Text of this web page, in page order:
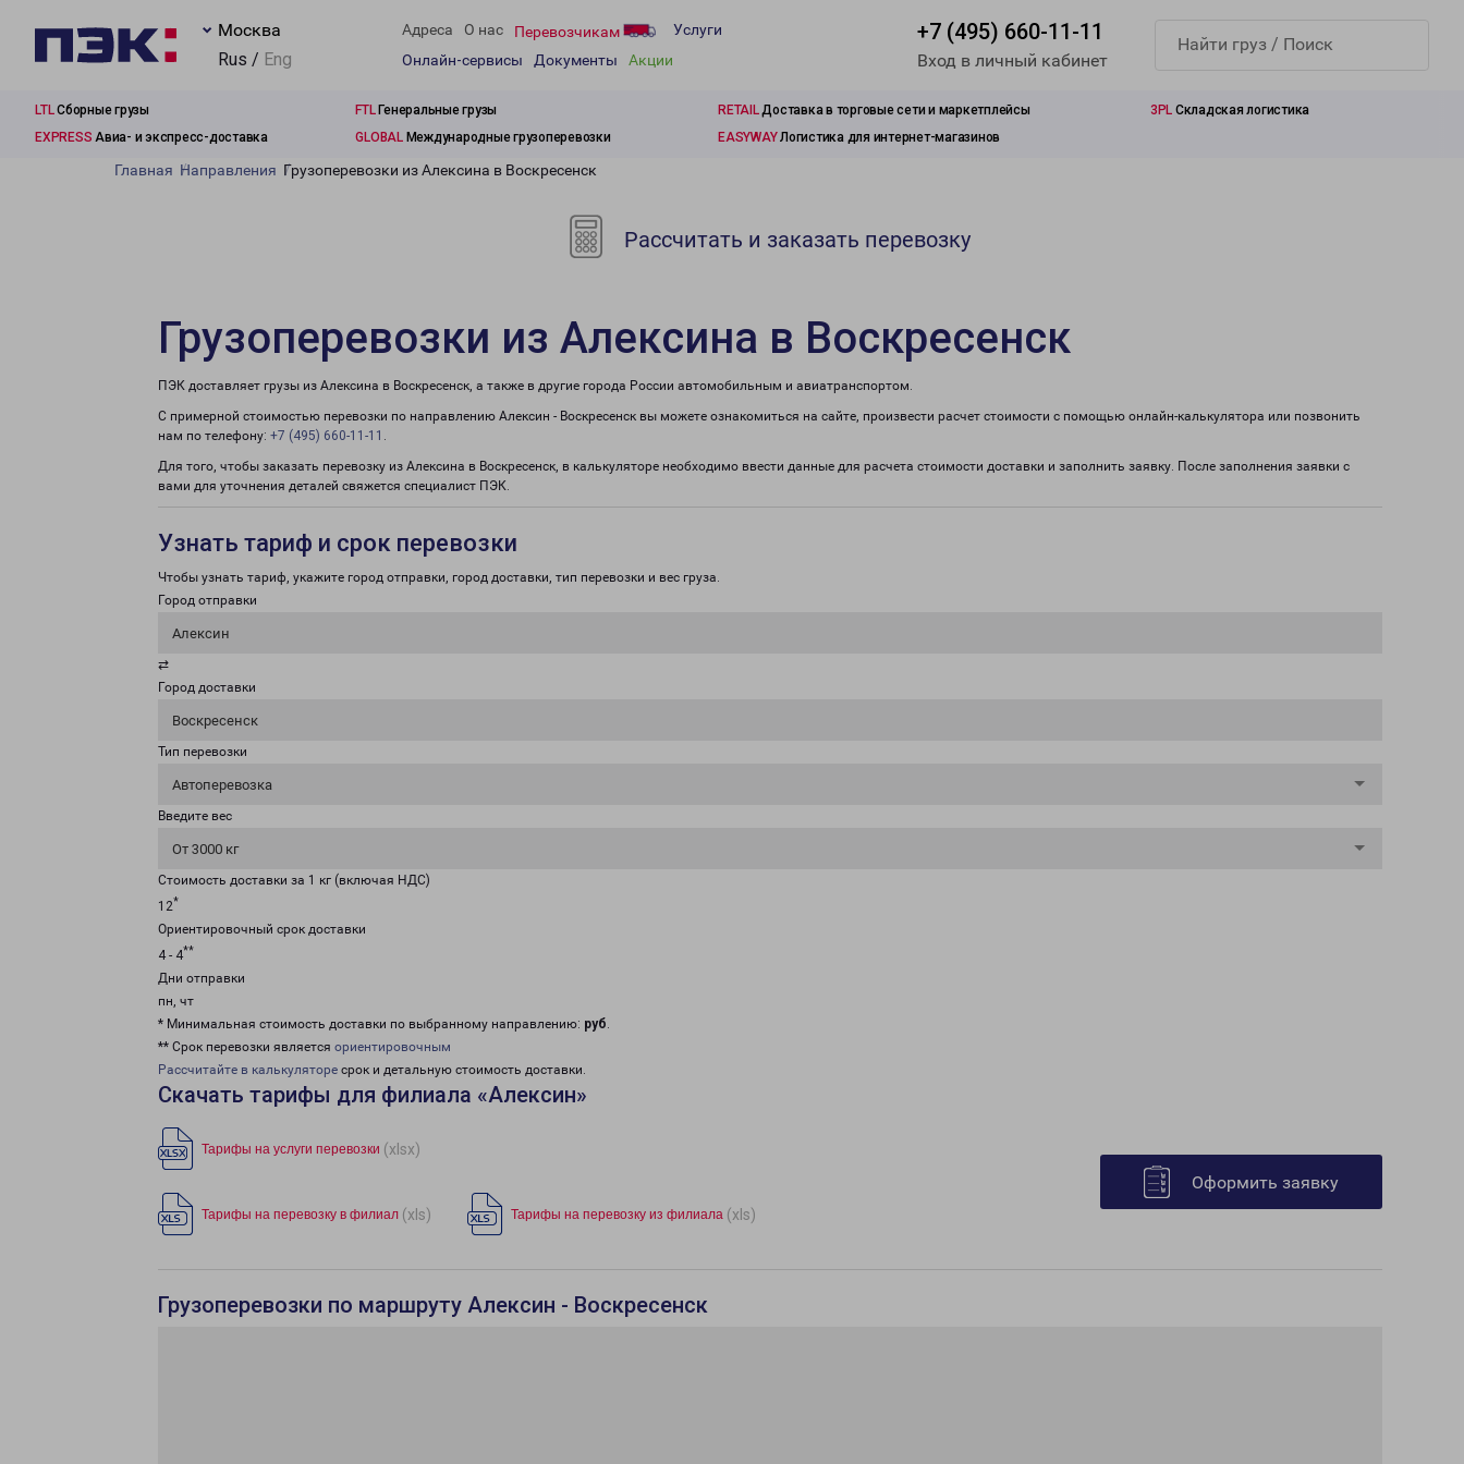
Москва
Rus / Eng
Адреса О нас Перевозчикам
Услуги
Онлайн-сервисы
Документы Акции
+7 (495) 660-11-11
Вход в личный кабинет
LTLСборные грузы FTLГенеральные грузы RETAILДоставка в торговые сети и маркетплейсы 3PL Складская логистика
EXPRESS Авиа- и экспресс-доставка GLOBALМеждународные грузоперевозки EASYWAYЛогистика для интернет-магазинов
Главная Направления Грузоперевозки из Алексина в Воскресенск
Рассчитать и заказать перевозку
Грузоперевозки из Алексина в Воскресенск
ПЭК доставляет грузы из Алексина в Воскресенск, а также в другие города России автомобильным и авиатранспортом.
С примерной стоимостью перевозки по направлению Алексин - Воскресенск вы можете ознакомиться на сайте, произвести расчет стоимости с помощью онлайн-калькулятора или позвонить
нам по телефону: +7 (495) 660-11-11 .
Для того, чтобы заказать перевозку из Алексина в Воскресенск, в калькуляторе необходимо ввести данные для расчета стоимости доставки и заполнить заявку. После заполнения заявки с
вами для уточнения деталей свяжется специалист ПЭК.
Узнать тариф и срок перевозки
Чтобы узнать тариф, укажите город отправки, город доставки, тип перевозки и вес груза.
Город отправки
Алексин
⇄
Город доставки
Воскресенск
Тип перевозки
Автоперевозка
Введите вес
От 3000 кг
Стоимость доставки за 1 кг (включая НДС)
12*
Ориентировочный срок доставки
4 - 4**
Дни отправки
пн, чт
* Минимальная стоимость доставки по выбранному направлению: руб.
** Срок перевозки является ориентировочным
Рассчитайте в калькуляторе срок и детальную стоимость доставки.
Скачать тарифы для филиала «Алексин»
Тарифы на услуги перевозки (xlsx)
Тарифы на перевозку в филиал (xls) Тарифы на перевозку из филиала (xls)
Оформить заявку
Грузоперевозки по маршруту Алексин - Воскресенск